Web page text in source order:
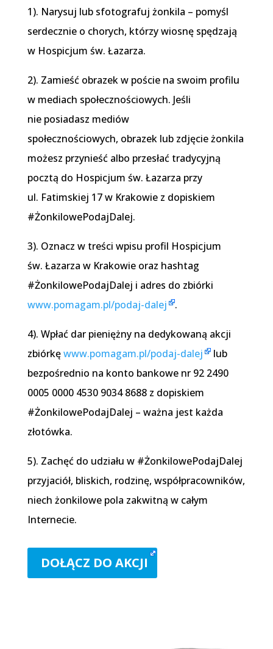
1). Narysuj lub sfotografuj żonkila – pomyśl
serdecznie o chorych, którzy wiosnę spędzają
w Hospicjum św. Łazarza.
2). Zamieść obrazek w poście na swoim profilu
w mediach społecznościowych. Jeśli
nie posiadasz mediów
społecznościowych, obrazek lub zdjęcie żonkila
możesz przynieść albo przesłać tradycyjną
pocztą do Hospicjum św. Łazarza przy
ul. Fatimskiej 17 w Krakowie z dopiskiem
#ŻonkilowePodajDalej.
3). Oznacz w treści wpisu profil Hospicjum
św. Łazarza w Krakowie oraz hashtag
#ŻonkilowePodajDalej i adres do zbiórki
www.pomagam.pl/podaj-dalej
.
4). Wpłać dar pieniężny na dedykowaną akcji
zbiórkęwww.pomagam.pl/podaj-dalej
lub
bezpośrednio na konto bankowe nr 92 2490
0005 0000 4530 9034 8688 z dopiskiem
#ŻonkilowePodajDalej – ważna jest każda
złotówka.
5). Zachęć do udziału w #ŻonkilowePodajDalej
przyjaciół, bliskich, rodzinę, współpracowników,
niech żonkilowe pola zakwitną w całym
Internecie.
DOŁĄCZ DO AKCJI